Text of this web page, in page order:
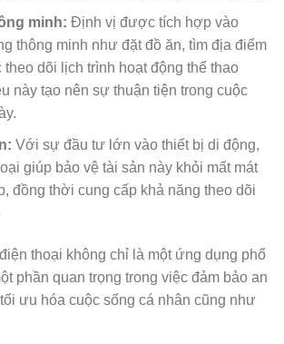
minh: Định vị được tích hợp vào
thông minh như đặt đồ ăn, tìm địa điểm
theo dõi lịch trình hoạt động thể thao
này tạo nên sự thuận tiện trong cuộc
Với sự đầu tư lớn vào thiết bị di động,
giúp bảo vệ tài sản này khỏi mất mát
đồng thời cung cấp khả năng theo dõi
thoại không chỉ là một ứng dụng phổ
phần quan trọng trong việc đảm bảo an
ưu hóa cuộc sống cá nhân cũng như